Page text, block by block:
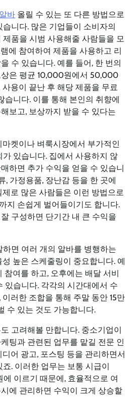
바 올릴 수 있는 또 다른 방법으로
니다. 많은 기업들이 소비자의
품을 시범 사용해줄 사람들을 모
에 참여하여 제품을 사용하고 리
수 있습니다. 예를 들어, 한 번의
은 평균 10,000원에서 50,000
용이 끝난 후 해당 제품을 무료
습니다. 이를 통해 본인의 취향에
보고, 보상까지 받을 수 있다는
켓이나 벼룩시장에서 부가적인
있습니다. 집에서 사용하지 않
하면 추가 수익을 얻을 수 있습니
, 가정용품, 장난감 등을 한 곳에
로 많은 사람들은 이런 방법으로
지 손쉽게 벌어들이기도 합니다.
구성하면 단기간 내 큰 수익을
면 여러 개의 알바를 병행하는
높은 스케줄링이 중요합니다. 예
참여를 하고, 오후에는 배달 서비
있습니다. 각각의 시간대에서 수
러한 조합을 통해 주말 동안 15만
수 있는 것도 가능합니다.
고려해볼 만합니다. 중소기업이
팅과 관련된 업무를 맡길 전문 인
어 광고, 포스팅 등을 관리하면서
. 이러한 업무는 보통 시급이
이르기 때문에, 효율적으로 여
에 관리하면 수익이 크게 상승할